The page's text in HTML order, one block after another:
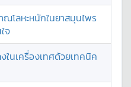
โลหะหนักในยาสมุนไพร
จ
ในเครื่องเทศด้วยเทคนิค